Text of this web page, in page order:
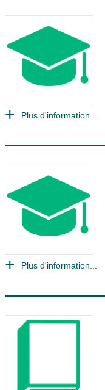
Plus d'information...
Plus d'information...